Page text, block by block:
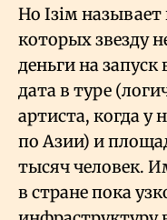
Но Ізім
которых звезду
деньги на запуск
дата в туре
артиста, когда у
по Азии) и
тысяч человек.
в стране пока